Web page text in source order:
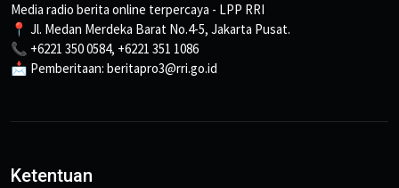
Media radio berita online terpercaya - LPP RRI
📍 Jl. Medan Merdeka Barat No.4-5, Jakarta Pusat.
📞 +6221 350 0584, +6221 351 1086
📩 Pemberitaan: beritapro3@rri.go.id
Ketentuan